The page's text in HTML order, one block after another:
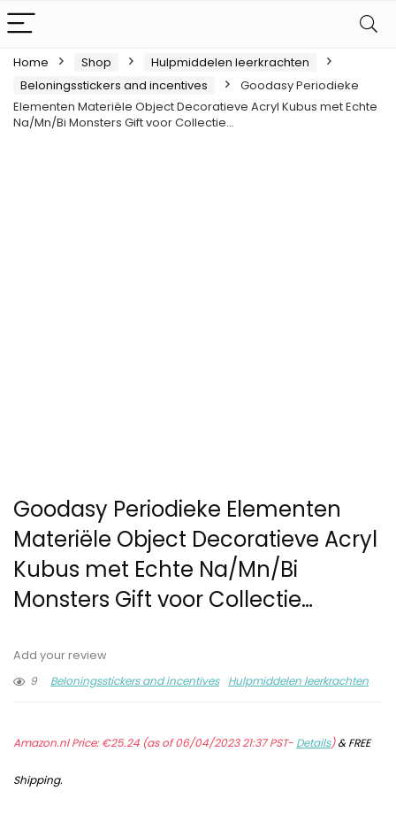
Home Shop
Hulpmiddelen leerkrachten
Beloningsstickers and incentives
Goodasy Periodieke
Elementen Materiële Object Decoratieve Acryl Kubus met Echte
Na/Mn/Bi Monsters Gift voor Collectie…
Goodasy Periodieke Elementen
Materiële Object Decoratieve Acryl
Kubus met Echte Na/Mn/Bi
Monsters Gift voor Collectie…
Add your review
9
Beloningsstickers and incentives Hulpmiddelen leerkrachten
Amazon.nl Price:€25.24 (as of 06/04/2023 21:37 PST- Details)&FREE
Shipping.